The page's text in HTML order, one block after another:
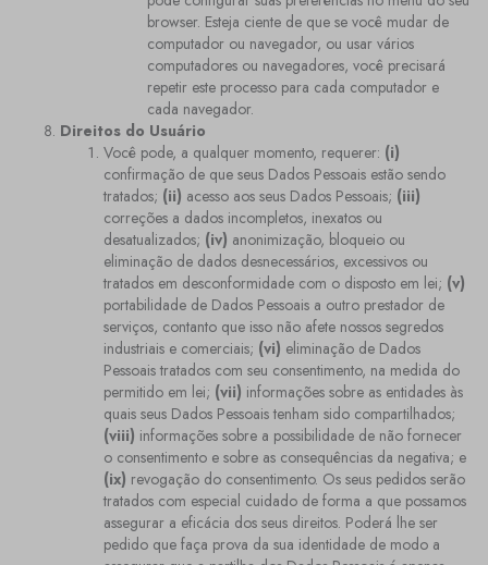
browser. Esteja ciente de que se você mudar de
computador ou navegador, ou usar vários
computadores ou navegadores, você precisará
repetir este processo para cada computador e
cada navegador.
Direitos do Usuário
Você pode, a qualquer momento, requerer: (i)
confirmação de que seus Dados Pessoais estão sendo
tratados; (ii) acesso aos seus Dados Pessoais; (iii)
correções a dados incompletos, inexatos ou
desatualizados; (iv) anonimização, bloqueio ou
eliminação de dados desnecessários, excessivos ou
tratados em desconformidade com o disposto em lei; (v)
portabilidade de Dados Pessoais a outro prestador de
serviços, contanto que isso não afete nossos segredos
industriais e comerciais; (vi) eliminação de Dados
Pessoais tratados com seu consentimento, na medida do
permitido em lei; (vii) informações sobre as entidades às
quais seus Dados Pessoais tenham sido compartilhados;
(viii) informações sobre a possibilidade de não fornecer
o consentimento e sobre as consequências da negativa; e
(ix) revogação do consentimento. Os seus pedidos serão
tratados com especial cuidado de forma a que possamos
assegurar a eficácia dos seus direitos. Poderá lhe ser
pedido que faça prova da sua identidade de modo a